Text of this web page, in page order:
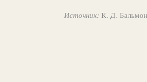
Источник: К. Д.